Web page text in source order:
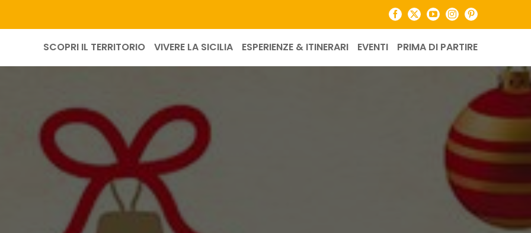
Facebook
X YouTubeInstagramPinterest
SCOPRI IL TERRITORIO VIVERE LA SICILIA ESPERIENZE & ITINERARI EVENTI PRIMA DI PARTIRE